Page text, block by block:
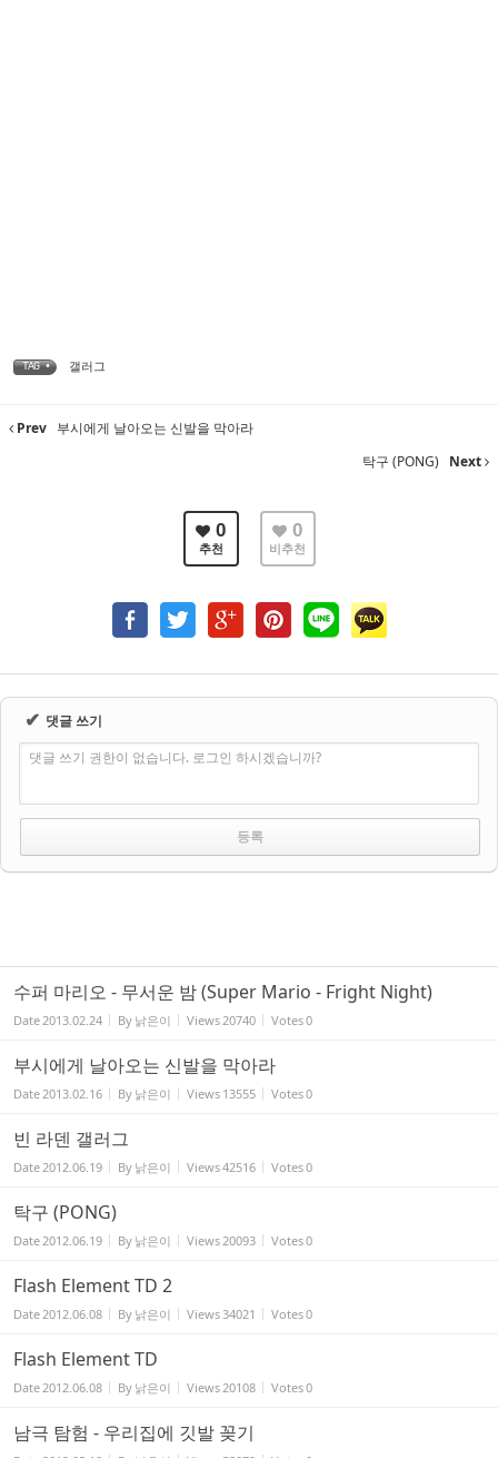
TAG • 갤러그
Prev 부시에게 날아오는 신발을 막아라
탁구 (PONG)
Next
0
추천
0
비추천
✔ 댓글 쓰기
댓글 쓰기 권한이 없습니다. 로그인 하시겠습니까?
수퍼 마리오 - 무서운 밤 (Super Mario - Fright Night)
Date2013.02.24 By 낡은이 Views20740 Votes0
부시에게 날아오는 신발을 막아라
Date2013.02.16 By 낡은이 Views 13555 Votes0
빈 라덴 갤러그
Date2012.06.19 By 낡은이 Views42516 Votes0
탁구 (PONG)
Date2012.06.19 By 낡은이 Views20093 Votes0
Flash Element TD 2
Date2012.06.08 By 낡은이 Views34021 Votes0
Flash Element TD
Date2012.06.08 By 낡은이 Views20108 Votes0
남극 탐험 - 우리집에 깃발 꽂기